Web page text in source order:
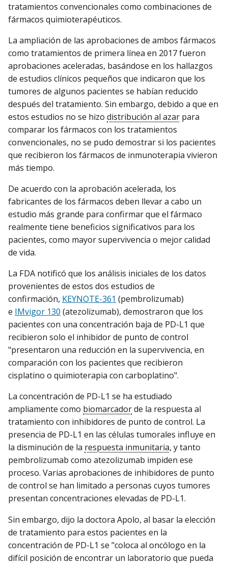
tratamientos convencionales como combinaciones de
fármacos quimioterapéuticos.
La ampliación de las aprobaciones de ambos fármacos
como tratamientos de primera línea en 2017 fueron
aprobaciones aceleradas, basándose en los hallazgos
de estudios clínicos pequeños que indicaron que los
tumores de algunos pacientes se habían reducido
después del tratamiento. Sin embargo, debido a que en
estos estudios no se hizo distribución al azar para
comparar los fármacos con los tratamientos
convencionales, no se pudo demostrar si los pacientes
que recibieron los fármacos de inmunoterapia vivieron
más tiempo.
De acuerdo con la aprobación acelerada, los
fabricantes de los fármacos deben llevar a cabo un
estudio más grande para confirmar que el fármaco
realmente tiene beneficios significativos para los
pacientes, como mayor supervivencia o mejor calidad
de vida.
La FDA notificó que los análisis iniciales de los datos
provenientes de estos dos estudios de
confirmación, KEYNOTE-361 (pembrolizumab)
e IMvigor 130 (atezolizumab), demostraron que los
pacientes con una concentración baja de PD-L1 que
recibieron solo el inhibidor de punto de control
"presentaron una reducción en la supervivencia, en
comparación con los pacientes que recibieron
cisplatino o quimioterapia con carboplatino".
La concentración de PD-L1 se ha estudiado
ampliamente como biomarcadorde la respuesta al
tratamiento con inhibidores de punto de control. La
presencia de PD-L1 en las células tumorales influye en
la disminución de la respuesta inmunitaria, y tanto
pembrolizumab como atezolizumab impiden ese
proceso. Varias aprobaciones de inhibidores de punto
de control se han limitado a personas cuyos tumores
presentan concentraciones elevadas de PD-L1.
Sin embargo, dijo la doctora Apolo, al basar la elección
de tratamiento para estos pacientes en la
concentración de PD-L1 se "coloca al oncólogo en la
difícil posición de encontrar un laboratorio que pueda